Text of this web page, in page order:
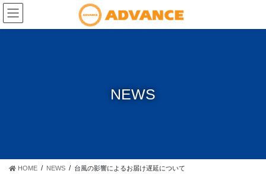
コ
ン
テ
ナ
ビ
ゲ
NEWS
HOME NEWS 台風の影響によるお届け遅延について